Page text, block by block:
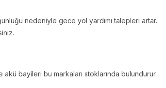
nedeniyle gece yol yardımı talepleri artar.
bayileri bu markaları stoklarında bulundurur.